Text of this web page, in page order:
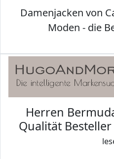
Damenjacken von
Moden - die
Herren
Qualität